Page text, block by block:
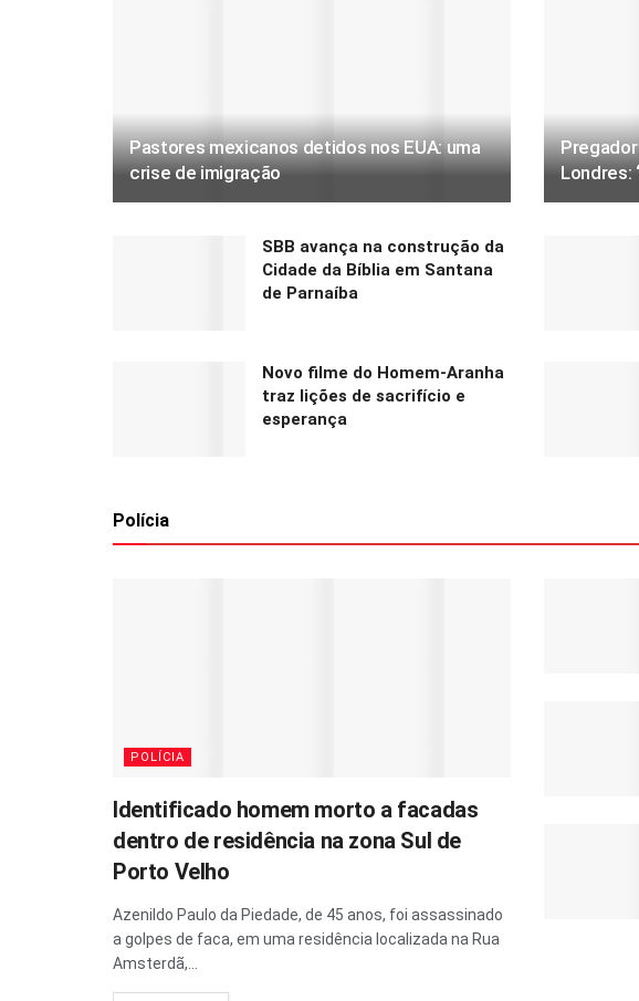
Pastores mexicanos detidos nos EUA: uma
crise de imigração
Londres:
SBB avança na construção da
Cidade da Bíblia em Santana
de Parnaíba
Novo filme do Homem-Aranha
traz lições de sacrifício e
esperança
Polícia
POLÍCIA
Identificado homem morto a facadas
dentro de residência na zona Sul de
Porto Velho
Azenildo Paulo da Piedade, de 45 anos, foi assassinado
a golpes de faca, em uma residência localizada na Rua
Amsterdã,...